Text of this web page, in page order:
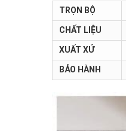
TRỌN BỘ
CHẤT LIỆU
XUẤT XỨ
BẢO HÀNH